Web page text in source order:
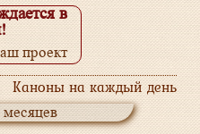
в
проект
Каноны на каждый день